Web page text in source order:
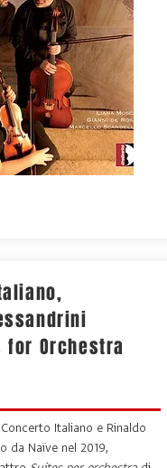
for Orchestra
Italiano e Rinaldo
da Naïve nel 2019,